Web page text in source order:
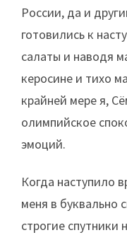
России, да и
готовились к
салаты и наводя
керосине и тихо
крайней мере я,
олимпийское
эмоций.
Когда наступило
меня в буквально
строгие спутники